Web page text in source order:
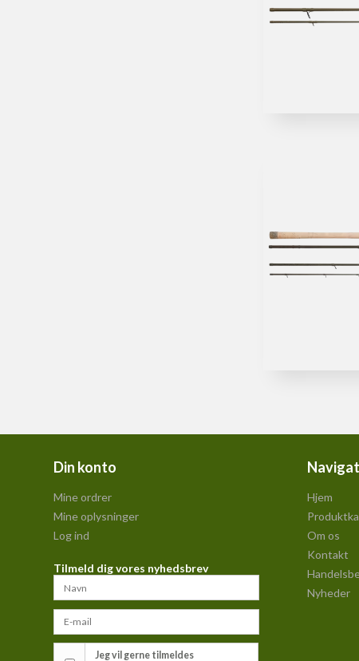
Din konto
Mine ordrer
Mine oplysninger
Log ind
Tilmeld dig vores nyhedsbrev
Jeg vil gerne tilmeldes
Hjem
Om os
Kontakt
Nyheder